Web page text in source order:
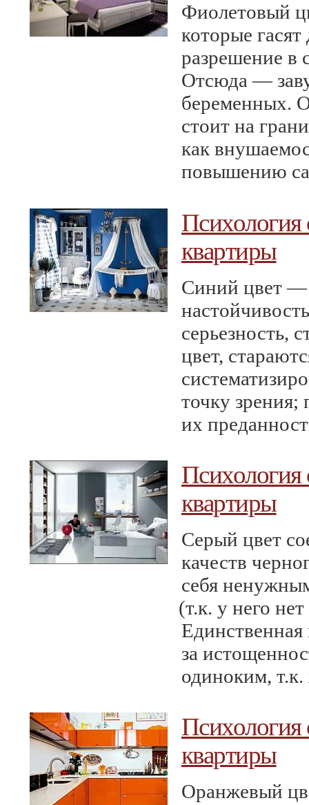
Фиолетовый
которые
разрешение в
Отсюда —
беременных.
стоит на
как
повышению
Психология
квартиры
Синий цвет —
серьезность,
цвет,
точку зрения;
их
Психология
квартиры
Серый цвет
качеств
себя
(т.к. у него
за
одиноким, т.к.
Психология
квартиры
Оранжевый